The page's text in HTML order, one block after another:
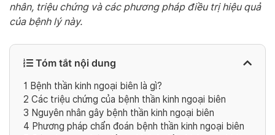
nhân, triệu chứng và các phương pháp điều trị hiệu quả
của bệnh lý này.
Tóm tắt nội dung
1 Bệnh thần kinh ngoại biên là gì?
2 Các triệu chứng của bệnh thần kinh ngoại biên
3 Nguyên nhân gây bệnh thần kinh ngoại biên
4 Phương pháp chẩn đoán bệnh thần kinh ngoại biên